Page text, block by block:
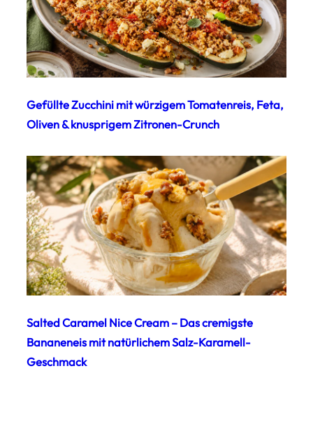
Gefüllte Zucchini mit würzigem Tomatenreis, Feta,
Oliven & knusprigem Zitronen-Crunch
Salted Caramel Nice Cream – Das cremigste
Bananeneis mit natürlichem Salz-Karamell-
Geschmack